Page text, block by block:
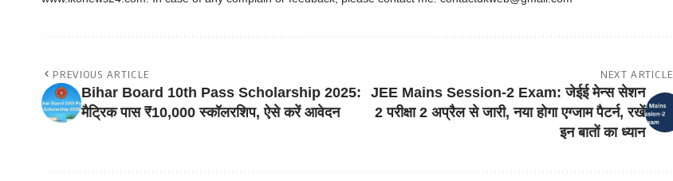
PREVIOUS ARTICLE
Bihar Board 10th Pass Scholarship 2025:
मैट्रिक पास ₹10,000 स्कॉलरशिप, ऐसे करें आवेदन
NEXT ARTICLE
JEE Mains Session-2 Exam: जेईई मेन्स सेशन
2 परीक्षा 2 अप्रैल से जारी, नया होगा एग्जाम पैटर्न, रखें
इन बातों का ध्यान